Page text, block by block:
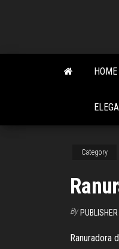
content
HOME
Category
By PUBLISHER
Ranuradora